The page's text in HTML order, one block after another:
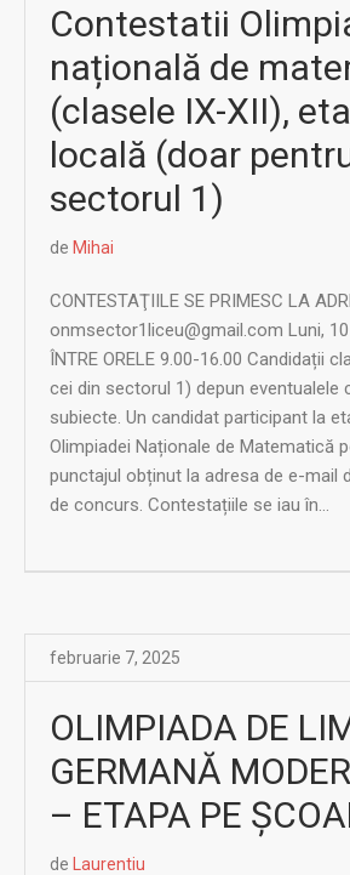
Contestatii
națională de
(clasele IX-XII),
locală (doar
sectorul 1)
de Mihai
CONTESTAŢIILE SE PRIMESC LA
onmsector1liceu@gmail.com Luni, 10
ÎNTRE ORELE 9.00-16.00 Candidații
cei din sectorul 1) depun eventualele
subiecte. Un candidat participant la
Olimpiadei Naționale de Matematică
punctajul obținut la adresa de e-mail
de concurs. Contestațiile se iau în...
februarie 7, 2025
OLIMPIADA DE
GERMANĂ
– ETAPA PE
de Laurentiu